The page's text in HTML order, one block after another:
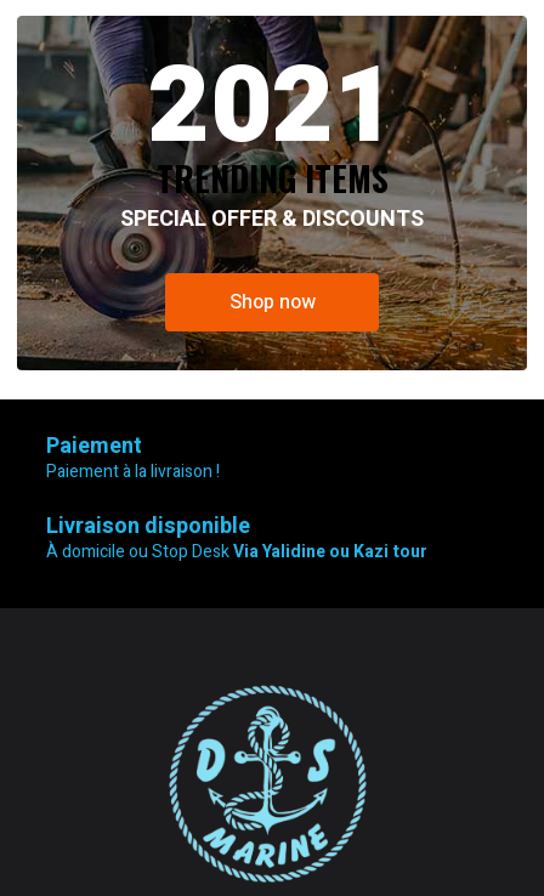
initial
était :
18,500.00 د.ج.
actuel
est :
13,800.00 د.ج.
était :
8,000.00 د.ج.
est :
2021
TRENDING ITEMS
SPECIAL OFFER & DISCOUNTS
Shop now
Paiement
Paiement à la livraison !
Livraison disponible
À domicile ou Stop DeskVia Yalidine ou Kazi tour